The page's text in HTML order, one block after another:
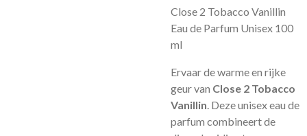
Close 2 Tobacco Vanillin
Eau de Parfum Unisex 100
ml
Ervaar de warme en rijke
geur van Close 2 Tobacco
Vanillin. Deze unisex eau de
parfum combineert de